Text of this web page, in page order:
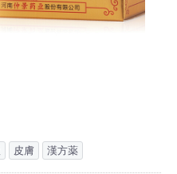
皮膚 漢方薬